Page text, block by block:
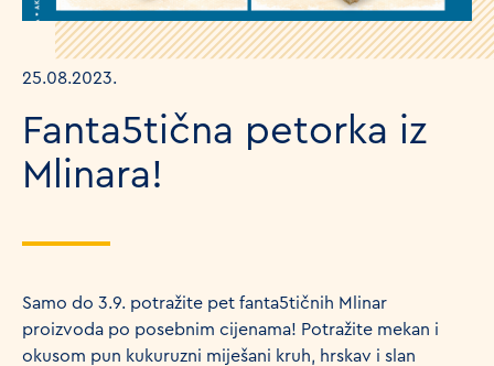
25.08.2023.
Fanta5tična petorka iz
Mlinara!
Samo do 3.9. potražite pet fanta5tičnih Mlinar
proizvoda po posebnim cijenama! Potražite mekan i
okusom pun kukuruzni miješani kruh, hrskav i slan